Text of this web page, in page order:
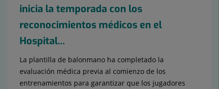
inicia la temporada con los
reconocimientos médicos en el
Hospital...
La plantilla de balonmano ha completado la
evaluación médica previa al comienzo de los
entrenamientos para garantizar que los jugadores